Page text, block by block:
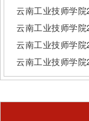
云南工业技师学
云南工业技师学
云南工业技师学
云南工业技师学